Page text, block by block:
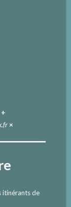
+
×
itinérants de